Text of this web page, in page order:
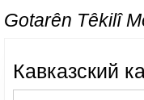
post:
Gotarên Têkilî
Кавказский